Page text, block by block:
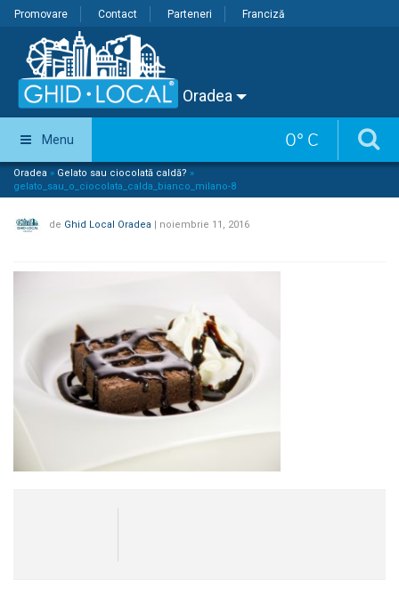
Promovare Contact Parteneri Franciză
Oradea
0° C
Menu
Oradea » Gelato sau ciocolată caldă? »
gelato_sau_o_ciocolata_calda_bianco_milano-8
de Ghid Local Oradea | noiembrie 11, 2016